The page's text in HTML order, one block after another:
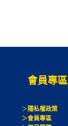
會員專區
＞隱私權政策
＞會員專區